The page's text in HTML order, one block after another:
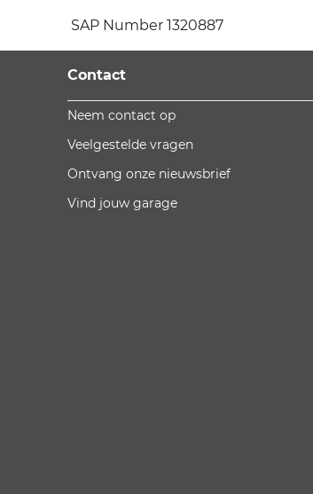
SAP Number 1320887
Contact
Neem contact op
Veelgestelde vragen
Ontvang onze nieuwsbrief
Vind jouw garage